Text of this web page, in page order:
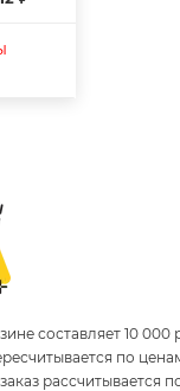
составляет 10 000
по
рассчитывается